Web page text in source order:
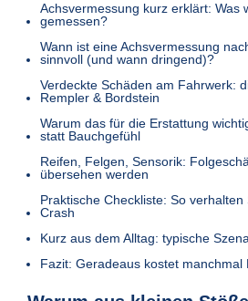
Achsvermessung kurz erklärt: Was
gemessen?
Wann ist eine Achsvermessung
sinnvoll (und wann dringend)?
Verdeckte Schäden am Fahrwerk:
Rempler & Bordstein
Warum das für die Erstattung
statt Bauchgefühl
Reifen, Felgen, Sensorik:
übersehen werden
Praktische Checkliste: So
Crash
Kurz aus dem Alltag: typische
Fazit: Geradeaus kostet manchmal